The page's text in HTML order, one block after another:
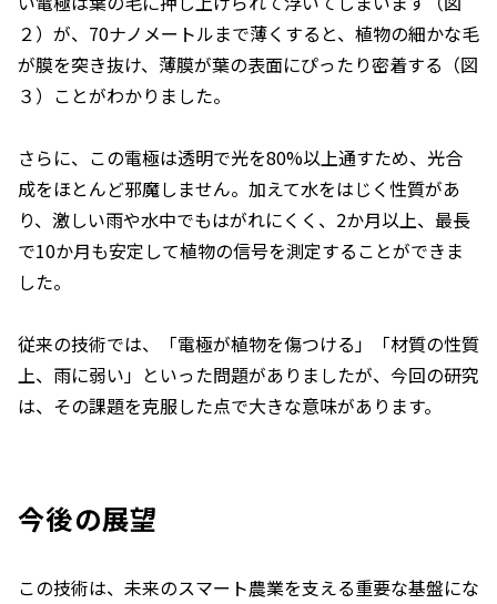
２）が、70ナノメートルまで薄くすると、植物の細かな毛
が膜を突き抜け、薄膜が葉の表面にぴったり密着する（図
３）ことがわかりました。
さらに、この電極は透明で光を80%以上通すため、光合
成をほとんど邪魔しません。加えて水をはじく性質があ
り、激しい雨や水中でもはがれにくく、2か月以上、最長
で10か月も安定して植物の信号を測定することができま
した。
従来の技術では、「電極が植物を傷つける」「材質の性質
上、雨に弱い」といった問題がありましたが、今回の研究
は、その課題を克服した点で大きな意味があります。
今後の展望
この技術は、未来のスマート農業を支える重要な基盤にな